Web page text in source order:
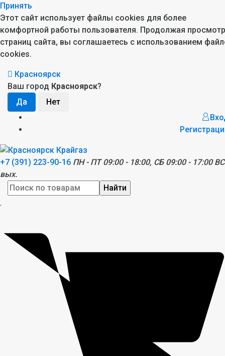
Принять
Этот сайт использует файлы cookies для более
комфортной работы пользователя. Продолжая просмотр
страниц сайта, вы соглашаетесь с использованием
cookies.
Красноярск
Ваш город Красноярск?
+7 (391) 223-90-16 ПН - ПТ 09:00 - 18:00, СБ 09:00 - 17:00
вых.
Найти